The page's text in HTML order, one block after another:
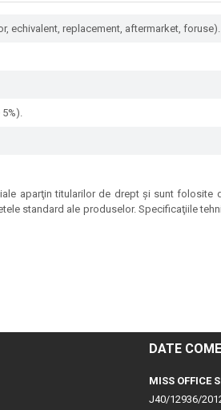
echivalent, replacement, aftermarket, foruse).
aparţin titularilor de drept şi sunt
standard ale produselor. Specificaţiile
DATE
MISS OFFICE
J40/12936/